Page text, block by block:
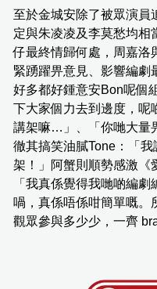
至於金城安除了被眾演員
定與朱凌凌及李莫愁均相
仔最終情歸何處，周嘉洛
緊踴躍畀意見、影響編劇
好多都好鍾意安Bon呢個
下大家個力去到邊度，呢
講架嘛…」、「你哋大量
徹其搞笑油膩Tone：「
架！」阿蟹則順勢感激《
「我真係覺得我哋啲編
喎，真係唔係咁簡單嘅。
觀眾參與多少少，一齊